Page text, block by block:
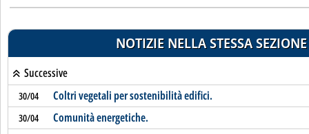
NOTIZIE NELLA STESSA SEZIONE
Successive
30/04 Coltri vegetali per sostenibilità edifici.
30/04 Comunità energetiche.